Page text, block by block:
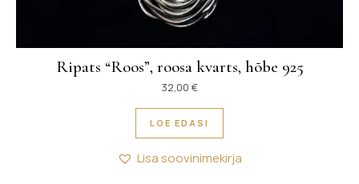
Ripats “Roos”, roosa kvarts, hõbe 925
32,00 €
LOE EDASI
Lisa soovinimekirja